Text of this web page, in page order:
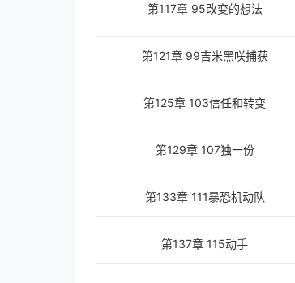
第117章 95改变的想法
第121章 99吉米黑咲捕获
第125章 103信任和转变
第129章 107独一份
第133章 111暴恐机动队
第137章 115动手